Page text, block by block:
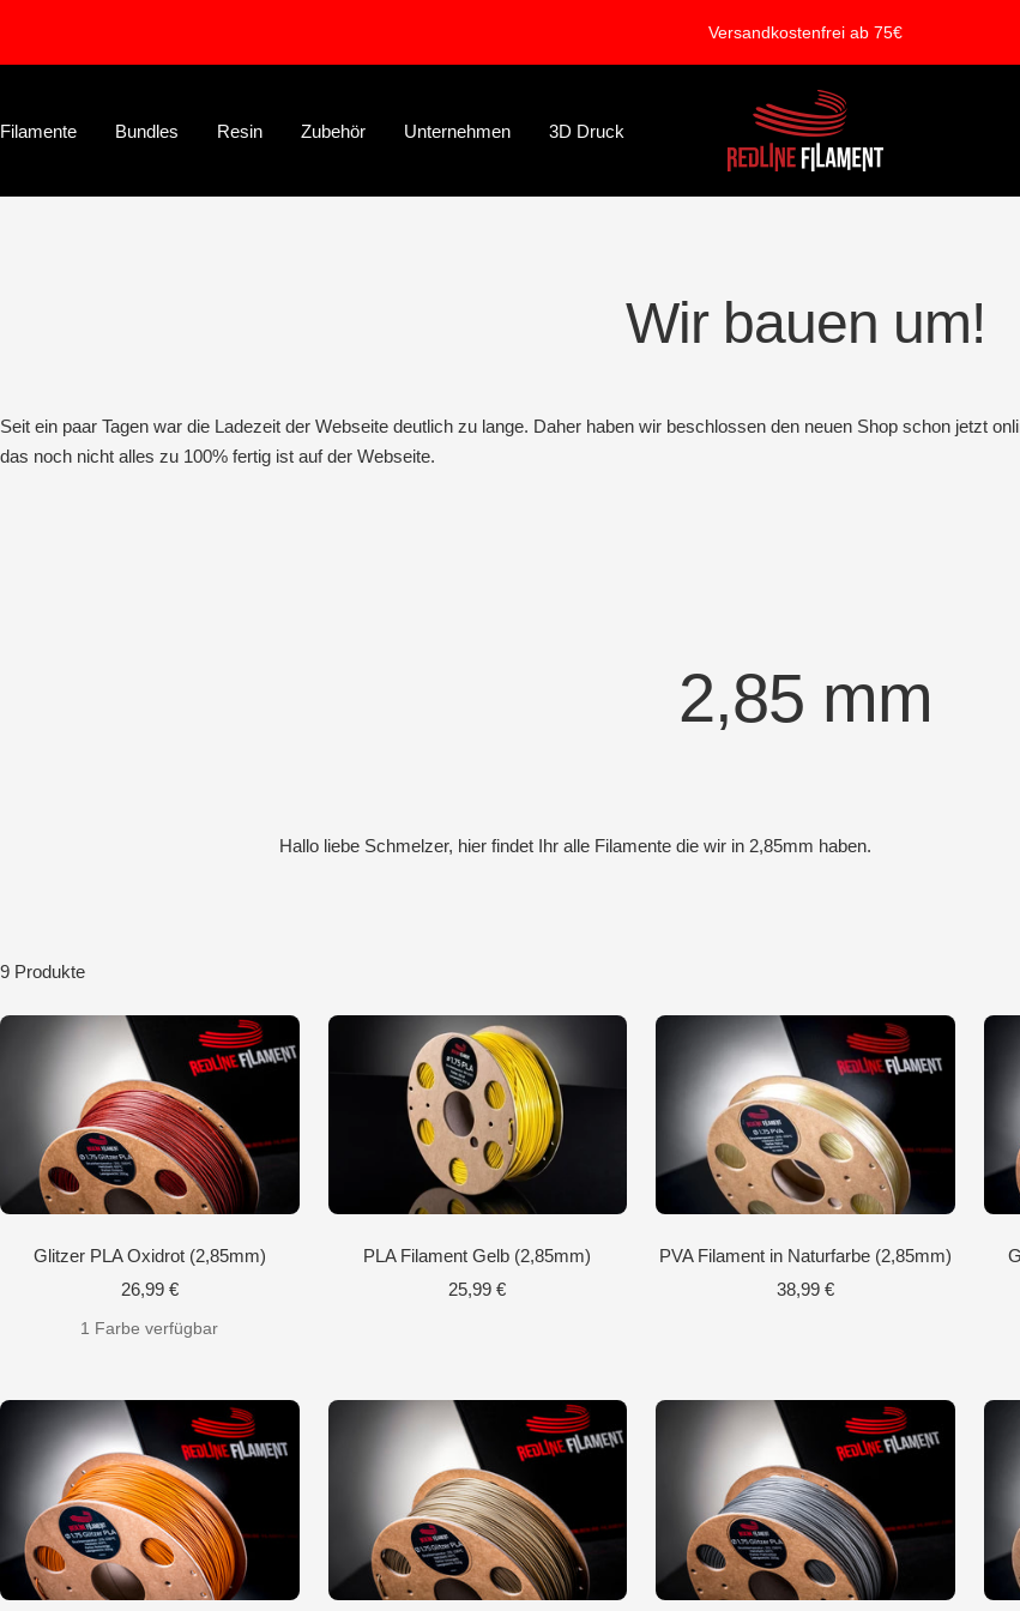
Versandkostenfrei ab 75€
Filamente Bundles Resin Zubehör Unternehmen 3D Druck
REDLINE
FILAMENT
Wir bauen um!
Seit ein paar Tagen war die Ladezeit der Webseite deutlich zu lange. Daher haben wir beschlossen den neuen Shop schon jetzt
das noch nicht alles zu 100% fertig ist auf der Webseite.
2,85 mm
Hallo liebe Schmelzer, hier findet Ihr alle Filamente die wir in 2,85mm haben.
9 Produkte
Glitzer PLA Oxidrot (2,85mm)
Angebotspreis
26,99 €
1 Farbe verfügbar
PLA Filament Gelb (2,85mm)
Angebotspreis
25,99 €
PVA Filament in Naturfarbe (2,85mm)
Angebotspreis
38,99 €